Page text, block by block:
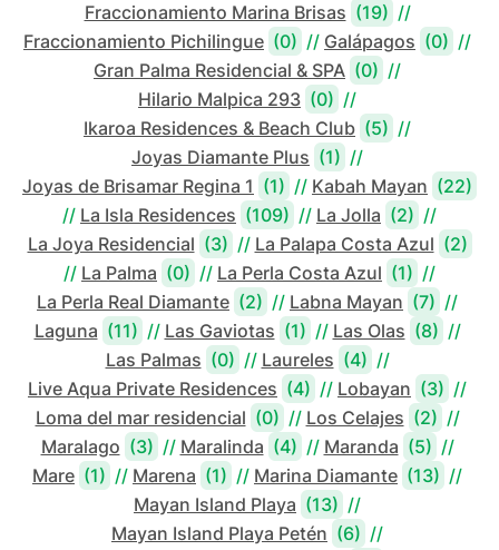
Fraccionamiento Marina Brisas (19) //
Fraccionamiento Pichilingue (0) // Galápagos (0) //
Gran Palma Residencial & SPA (0) //
Hilario Malpica 293 (0) //
Ikaroa Residences & Beach Club (5) //
Joyas Diamante Plus (1) //
Joyas de Brisamar Regina 1 (1) // Kabah Mayan (22)
// La Isla Residences (109) // La Jolla (2) //
La Joya Residencial (3) // La Palapa Costa Azul (2)
// La Palma (0) // La Perla Costa Azul (1) //
La Perla Real Diamante (2) // Labna Mayan (7) //
Laguna (11) // Las Gaviotas (1) // Las Olas (8) //
Las Palmas (0) // Laureles (4) //
Live Aqua Private Residences (4) // Lobayan (3) //
Loma del mar residencial (0) // Los Celajes (2) //
Maralago (3) // Maralinda (4) // Maranda (5) //
Mare (1) // Marena (1) // Marina Diamante (13) //
Mayan Island Playa (13) //
Mayan Island Playa Petén (6) //